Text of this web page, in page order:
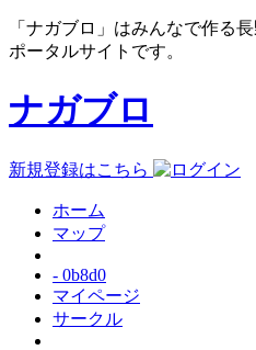
「ナガブロ」はみんなで作る
ポータルサイトです。
ナガブロ
新規登録はこちら
ホーム
マップ
- 0b8d0
マイページ
サークル